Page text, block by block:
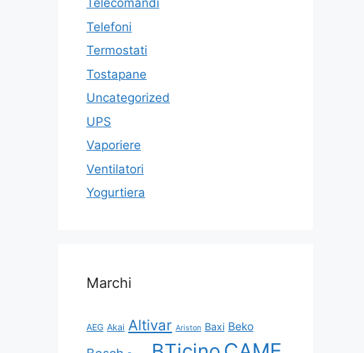
Telecomandi
Telefoni
Termostati
Tostapane
Uncategorized
UPS
Vaporiere
Ventilatori
Yogurtiera
Marchi
AEG Akai Altivar Ariston Baxi Beko